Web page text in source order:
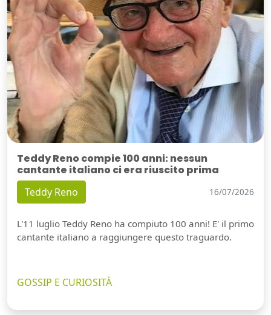
Teddy Reno compie 100 anni: nessun
cantante italiano ci era riuscito prima
Teddy Reno 16/07/2026
L'11 luglio Teddy Reno ha compiuto 100 anni! E' il primo
cantante italiano a raggiungere questo traguardo.
GOSSIP E CURIOSITÀ